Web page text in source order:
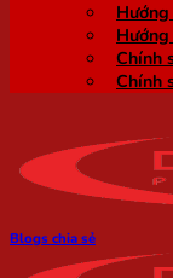
Chính
Chính
Blogs chia sẻ